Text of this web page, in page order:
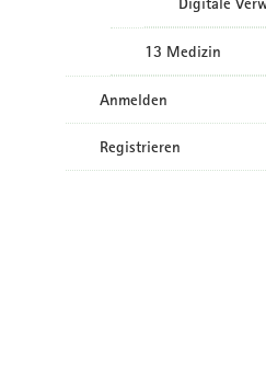
13 Medizin
Anmelden
Registrieren